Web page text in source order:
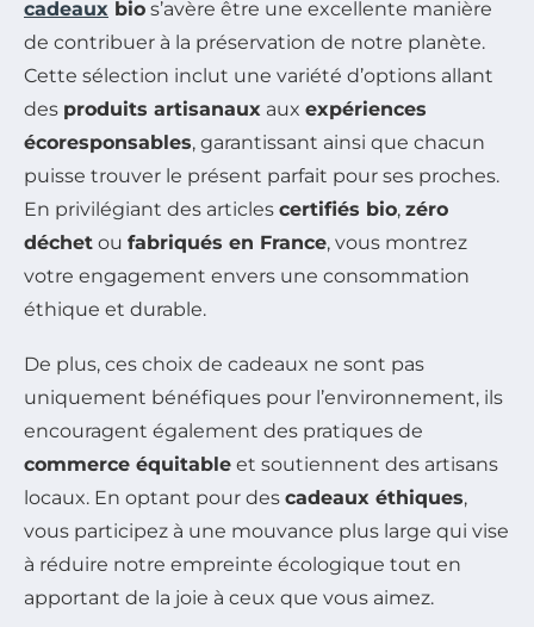
cadeaux bio s’avère être une excellente manière
de contribuer à la préservation de notre planète.
Cette sélection inclut une variété d’options allant
des produits artisanaux aux expériences
écoresponsables, garantissant ainsi que chacun
puisse trouver le présent parfait pour ses proches.
En privilégiant des articles certifiés bio, zéro
déchet ou fabriqués en France, vous montrez
votre engagement envers une consommation
éthique et durable.
De plus, ces choix de cadeaux ne sont pas
uniquement bénéfiques pour l’environnement, ils
encouragent également des pratiques de
commerce équitable et soutiennent des artisans
locaux. En optant pour des cadeaux éthiques,
vous participez à une mouvance plus large qui vise
à réduire notre empreinte écologique tout en
apportant de la joie à ceux que vous aimez.